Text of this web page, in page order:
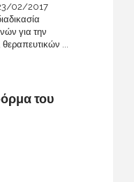
02/2017
για την
...
του